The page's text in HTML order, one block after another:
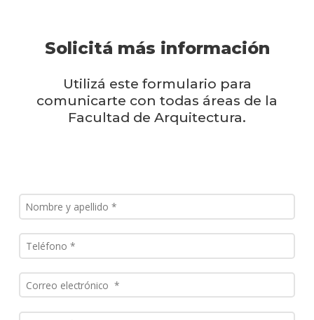
Solicitá más información
Utilizá este formulario para
comunicarte con todas áreas de la
Facultad de Arquitectura.